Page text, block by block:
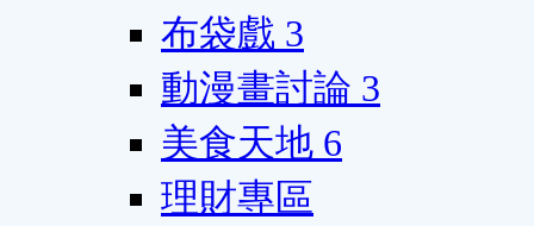
布袋戲 3
動漫畫討論 3
美食天地 6
理財專區